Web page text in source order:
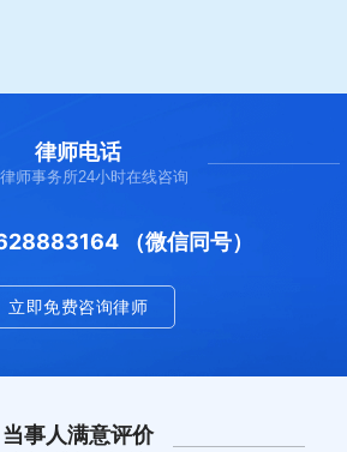
律师电话
师事务所24小时在线咨询
（微信同号）
立即免费咨询律师
当事人满意评价